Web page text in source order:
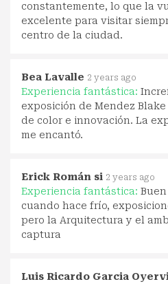
constantemente, lo que la
excelente para visitar
centro de la ciudad.
Bea Lavalle 2 years ago
Experiencia fantástica:
exposición de Mendez
de color e innovación. La
me encantó.
Erick Román si 2 years ago
Experiencia fantástica:
cuando hace frío,
pero la Arquitectura y el
captura
Luis Ricardo Garcia